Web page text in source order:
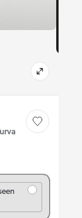
Tallenna auto